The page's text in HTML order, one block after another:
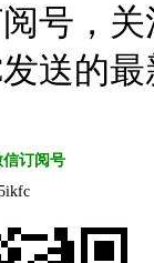
号，
送的
订阅号